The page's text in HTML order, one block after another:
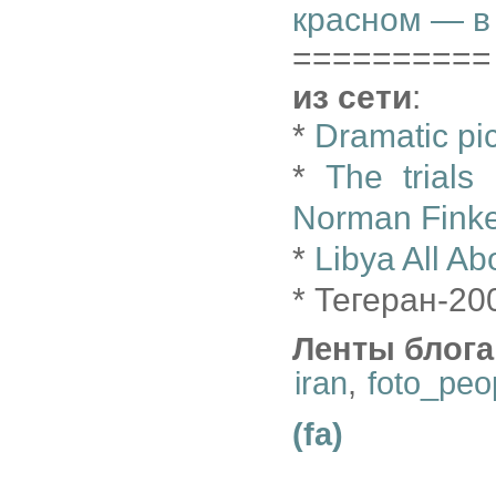
красном — в
==========
из сети:
* Dramatic
* The trials
Norman
* Libya All
* Тегеран-
Ленты
iran,
(fa)